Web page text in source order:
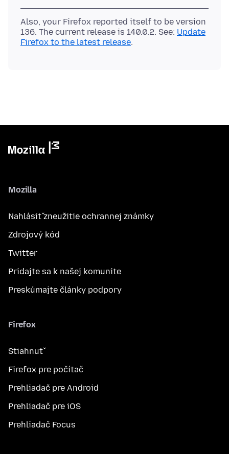
Also, your Firefox reported itself to be version
136. The current release is 140.0.2. See: Update
Firefox to the latest release
Mozilla
Nahlásiť zneužitie ochrannej známky
Zdrojový kód
Twitter
Pridajte sa k našej komunite
Preskúmajte články podpory
Firefox
Stiahnuť
Firefox pre počítač
Prehliadač pre Android
Prehliadač pre iOS
Prehliadač Focus